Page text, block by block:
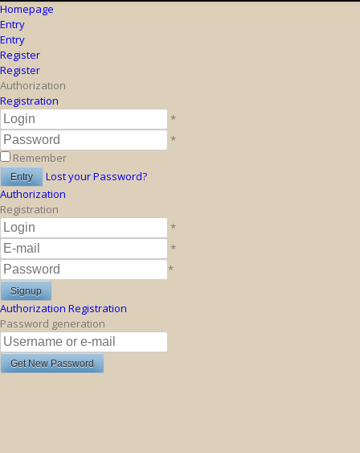
Homepage
Entry
Entry
Register
Register
Authorization
Registration
*
*
Remember
Lost your Password?
Authorization
Registration
*
*
*
Authorization Registration
Password generation